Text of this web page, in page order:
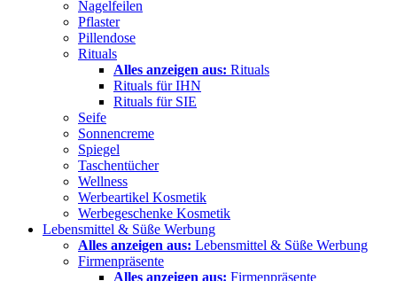
Nagelfeilen
Pflaster
Pillendose
Rituals
Alles anzeigen aus: Rituals
Rituals für IHN
Rituals für SIE
Seife
Sonnencreme
Spiegel
Taschentücher
Wellness
Werbeartikel Kosmetik
Werbegeschenke Kosmetik
Lebensmittel & Süße Werbung
Alles anzeigen aus: Lebensmittel & Süße Werbung
Firmenpräsente
Alles anzeigen aus: Firmenpräsente